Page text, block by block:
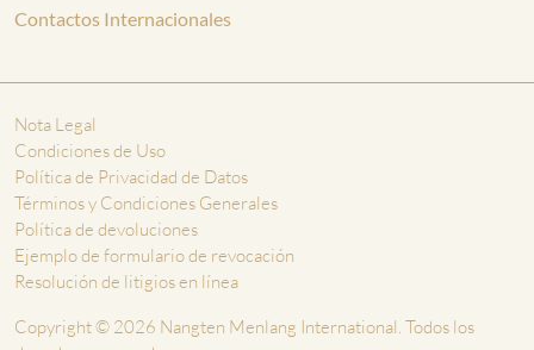
Contactos Internacionales
Nota Legal
Condiciones de Uso
Política de Privacidad de Datos
Términos y Condiciones Generales
Política de devoluciones
Ejemplo de formulario de revocación
Resolución de litigios en línea
Copyright © 2026 Nangten Menlang International. Todos los